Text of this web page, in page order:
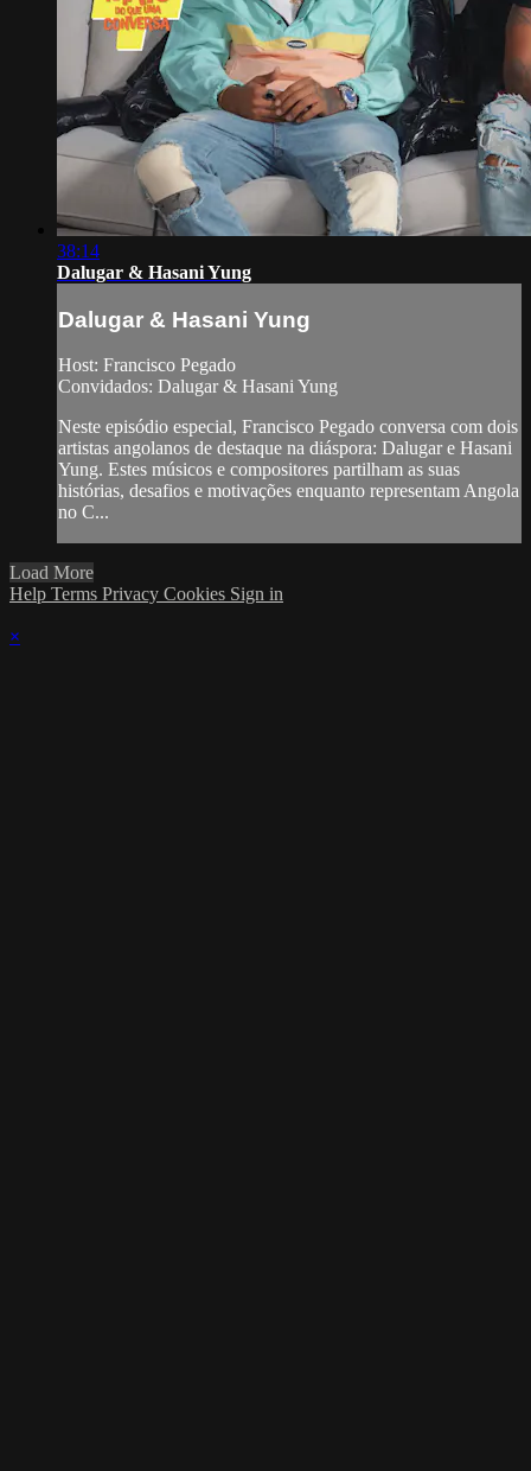
38:14
Dalugar & Hasani Yung
Dalugar & Hasani Yung
Host: Francisco Pegado
Convidados: Dalugar & Hasani Yung
Neste episódio especial, Francisco Pegado conversa com dois
artistas angolanos de destaque na diáspora: Dalugar e Hasani
Yung. Estes músicos e compositores partilham as suas
histórias, desafios e motivações enquanto representam Angola
no C...
Load More
Help Terms Privacy Cookies Sign in
×